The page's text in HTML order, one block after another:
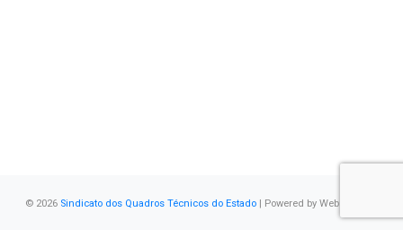
© 2026 Sindicato dos Quadros Técnicos do Estado | Powered by WebSystems